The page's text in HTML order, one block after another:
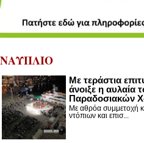
ΝΑΥΠΛΙΟ
Με τεράστια
άνοιξε η αυλαία
Παραδοσιακών
Με αθρόα συμμετοχή
ντόπιων και επισ...